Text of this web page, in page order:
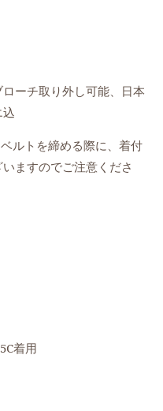
ーチ取り外し可能、日本
ルトを締める際に、着付
ますのでご注意くださ
着用